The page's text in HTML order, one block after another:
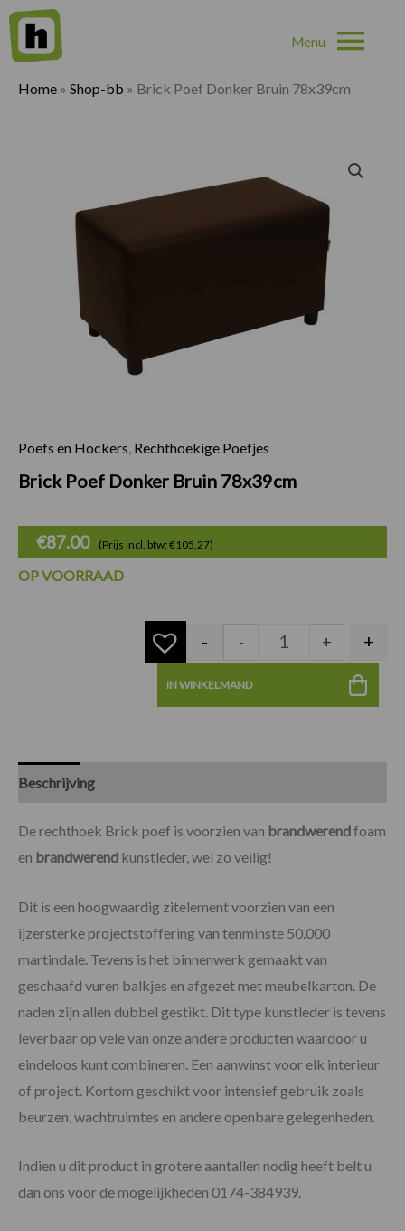
Home » Shop-bb » Brick Poef Donker Bruin 78x39cm
Poefs en Hockers Rechthoekige Poefjes
Brick Poef Donker Bruin 78x39cm
€87.00 (Prijs incl. btw: €105,27)
OP VOORRAAD
- - + +
IN WINKELMAND
Beschrijving
De rechthoek Brick poef is voorzien van brandwerendfoam
en brandwerend kunstleder, wel zo veilig!
Dit is een hoogwaardig zitelement voorzien van een
ijzersterke projectstoffering van tenminste 50.000
martindale. Tevens is het binnenwerk gemaakt van
geschaafd vuren balkjes en afgezet met meubelkarton. De
naden zijn allen dubbel gestikt. Dit type kunstleder is tevens
leverbaar op vele van onze andere producten waardoor u
eindeloos kunt combineren. Een aanwinst voor elk interieur
of project. Kortom geschikt voor intensief gebruik zoals
beurzen, wachtruimtes en andere openbare gelegenheden.
Indien u dit product in grotere aantallen nodig heeft belt u
dan ons voor de mogelijkheden 0174-384939.